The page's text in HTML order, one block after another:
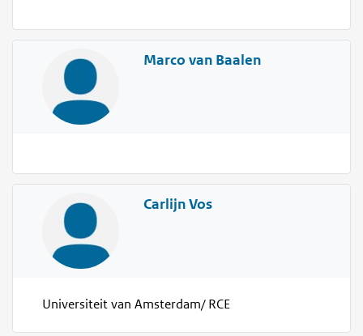
Marco van Baalen
Carlijn Vos
Universiteit van Amsterdam/ RCE